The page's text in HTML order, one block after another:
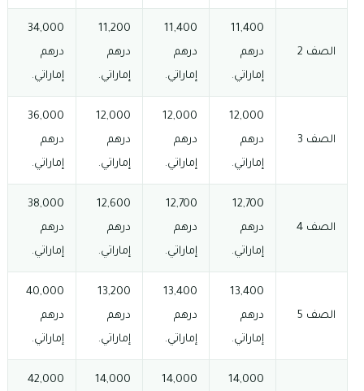
الصف 2
11,400
درهم
إماراتي.
11,400
درهم
إماراتي.
11,200
درهم
إماراتي.
34,000
درهم
إماراتي.
الصف 3
12,000
درهم
إماراتي.
12,000
درهم
إماراتي.
12,000
درهم
إماراتي.
36,000
درهم
إماراتي.
الصف 4
12,700
درهم
إماراتي.
12,700
درهم
إماراتي.
12,600
درهم
إماراتي.
38,000
درهم
إماراتي.
الصف 5
13,400
درهم
إماراتي.
13,400
درهم
إماراتي.
13,200
درهم
إماراتي.
40,000
درهم
إماراتي.
14,000
14,000
14,000
42,000